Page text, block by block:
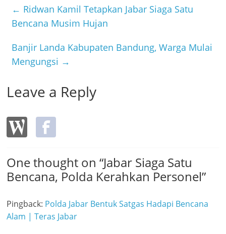
b
o
o
k
← Ridwan Kamil Tetapkan Jabar Siaga Satu
Bencana Musim Hujan
Banjir Landa Kabupaten Bandung, Warga Mulai
Mengungsi →
Leave a Reply
One thought on “Jabar Siaga Satu
Bencana, Polda Kerahkan Personel”
Pingback: Polda Jabar Bentuk Satgas Hadapi Bencana
Alam | Teras Jabar